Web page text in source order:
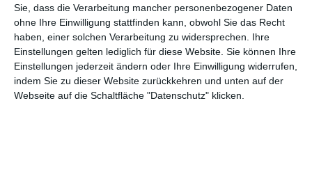
Sie, dass die Verarbeitung mancher personenbezogener Daten
ohne Ihre Einwilligung stattfinden kann, obwohl Sie das Recht
haben, einer solchen Verarbeitung zu widersprechen. Ihre
Einstellungen gelten lediglich für diese Website. Sie können Ihre
Einstellungen jederzeit ändern oder Ihre Einwilligung widerrufen,
indem Sie zu dieser Website zurückkehren und unten auf der
Webseite auf die Schaltfläche "Datenschutz" klicken.
Flur mit beleuchtetem
Treppenhaus
Zu den Favoriten hinzufügen
Korridor mit
Marmorboden